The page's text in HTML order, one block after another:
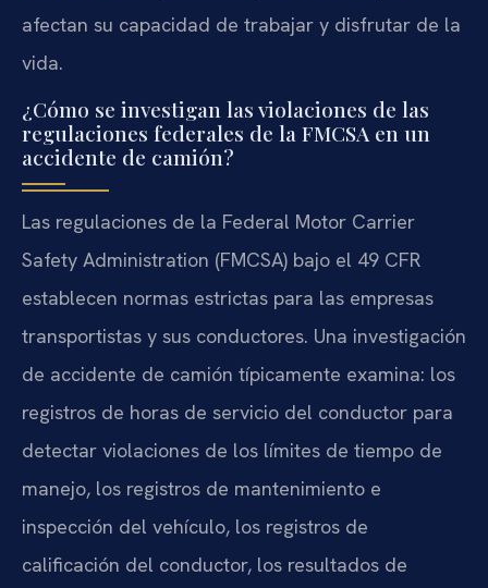
afectan su capacidad de trabajar y disfrutar de la
vida.
¿Cómo se investigan las violaciones de las
regulaciones federales de la FMCSA en un
accidente de camión?
Las regulaciones de la Federal Motor Carrier
Safety Administration (FMCSA) bajo el 49 CFR
establecen normas estrictas para las empresas
transportistas y sus conductores. Una investigación
de accidente de camión típicamente examina: los
registros de horas de servicio del conductor para
detectar violaciones de los límites de tiempo de
manejo, los registros de mantenimiento e
inspección del vehículo, los registros de
calificación del conductor, los resultados de